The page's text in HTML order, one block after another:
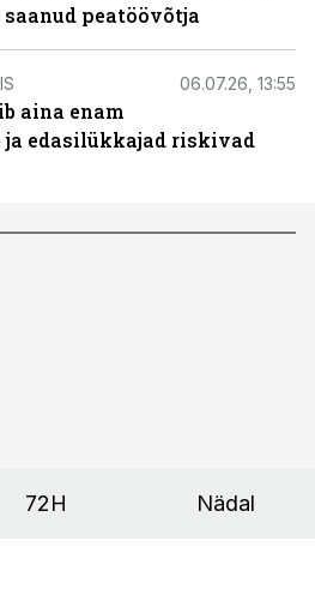
peatöövõtja
06.07.26, 13:55
aina enam
edasilükkajad riskivad
72H Nädal